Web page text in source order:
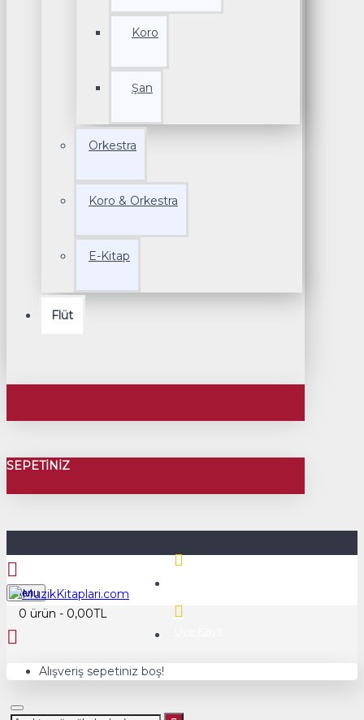
Koro
Şan
Orkestra
Koro & Orkestra
E-Kitap
Flüt
SEPETINIZ
Menu
0 ürün - 0,00TL
Alışveriş sepetiniz boş!